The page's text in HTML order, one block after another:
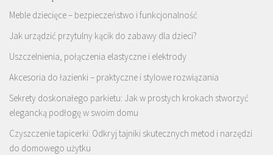
Meble dziecięce – bezpieczeństwo i funkcjonalność
Jak urządzić przytulny kącik do zabawy dla dzieci?
Uszczelnienia, połączenia elastyczne i elektrody
Akcesoria do łazienki – praktyczne i stylowe rozwiązania
Sekrety doskonałego parkietu: Jak w prostych krokach stworzyć
elegancką podłogę w swoim domu
Czyszczenie tapicerki: Odkryj tajniki skutecznych metod i narzędzi
do domowego użytku